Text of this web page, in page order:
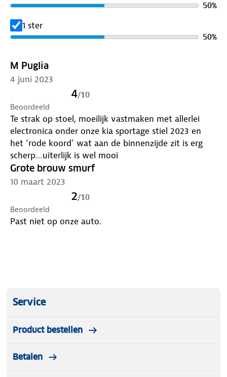
50%
1 ster
50%
M Puglia
4 juni 2023
4/10
Beoordeeld
Te strak op stoel, moeilijk vastmaken met allerlei
electronica onder onze kia sportage stiel 2023 en
het ‘rode koord’ wat aan de binnenzijde zit is erg
scherp…uiterlijk is wel mooi
Grote brouw smurf
10 maart 2023
2/10
Beoordeeld
Past niet op onze auto.
Service
Product bestellen
Betalen